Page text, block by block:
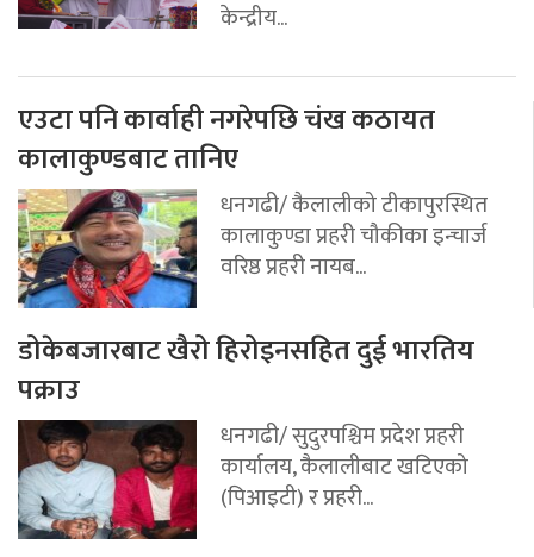
केन्द्रीय...
एउटा पनि कार्वाही नगरेपछि चंख कठायत
कालाकुण्डबाट तानिए
धनगढी/ कैलालीको टीकापुरस्थित
कालाकुण्डा प्रहरी चौकीका इन्चार्ज
वरिष्ठ प्रहरी नायब...
डोकेबजारबाट खैरो हिरोइनसहित दुई भारतिय
पक्राउ
धनगढी/ सुदुरपश्चिम प्रदेश प्रहरी
कार्यालय, कैलालीबाट खटिएको
(पिआइटी) र प्रहरी...